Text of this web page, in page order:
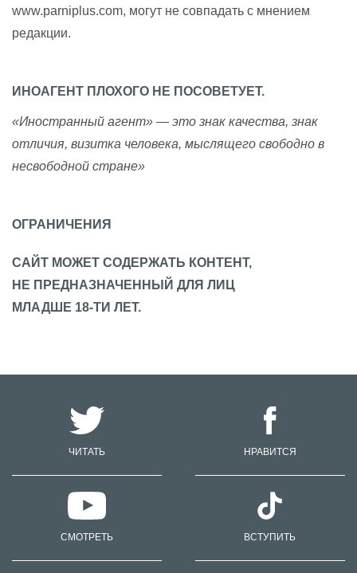
www.parniplus.com, могут не совпадать с мнением
редакции.
ИНОАГЕНТ ПЛОХОГО НЕ ПОСОВЕТУЕТ.
«Иностранный агент» — это знак качества, знак
отличия, визитка человека, мыслящего свободно в
несвободной стране»
ОГРАНИЧЕНИЯ
САЙТ МОЖЕТ СОДЕРЖАТЬ КОНТЕНТ,
НЕ ПРЕДНАЗНАЧЕННЫЙ ДЛЯ ЛИЦ
МЛАДШЕ 18-ТИ ЛЕТ.
ЧИТАТЬ НРАВИТСЯ
СМОТРЕТЬ ВСТУПИТЬ